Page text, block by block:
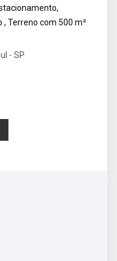
Terreno com 500 m²
- SP